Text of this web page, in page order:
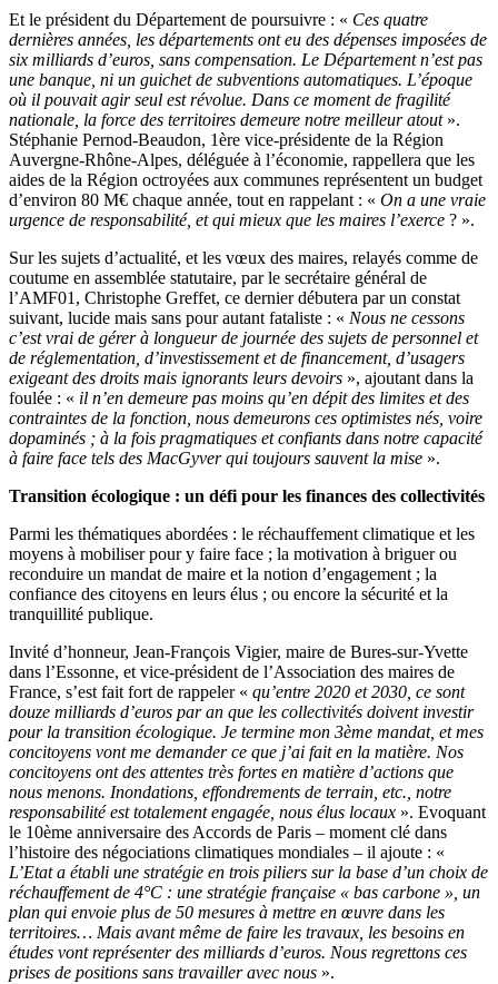
Et le président du Département de poursuivre : « Ces quatre
dernières années, les départements ont eu des dépenses imposées de
six milliards d’euros, sans compensation. Le Département n’est pas
une banque, ni un guichet de subventions automatiques. L’époque
où il pouvait agir seul est révolue. Dans ce moment de fragilité
nationale, la force des territoires demeure notre meilleur atout».
Stéphanie Pernod-Beaudon, 1ère vice-présidente de la Région
Auvergne-Rhône-Alpes, déléguée à l’économie, rappellera que les
aides de la Région octroyées aux communes représentent un budget
d’environ 80 M€ chaque année, tout en rappelant : « On a une vraie
urgence de responsabilité, et qui mieux que les maires l’exerce ? ».
Sur les sujets d’actualité, et les vœux des maires, relayés comme de
coutume en assemblée statutaire, par le secrétaire général de
l’AMF01, Christophe Greffet, ce dernier débutera par un constat
suivant, lucide mais sans pour autant fataliste : « Nous ne cessons
c’est vrai de gérer à longueur de journée des sujets de personnel et
de réglementation, d’investissement et de financement, d’usagers
exigeant des droits mais ignorants leurs devoirs », ajoutant dans la
foulée : « il n’en demeure pas moins qu’en dépit des limites et des
contraintes de la fonction, nous demeurons ces optimistes nés, voire
dopaminés ; à la fois pragmatiques et confiants dans notre capacité
à faire face tels des MacGyver qui toujours sauvent la mise ».
Transition écologique : un défi pour les finances des collectivités
Parmi les thématiques abordées : le réchauffement climatique et les
moyens à mobiliser pour y faire face ; la motivation à briguer ou
reconduire un mandat de maire et la notion d’engagement ; la
confiance des citoyens en leurs élus ; ou encore la sécurité et la
tranquillité publique.
Invité d’honneur, Jean-François Vigier, maire de Bures-sur-Yvette
dans l’Essonne, et vice-président de l’Association des maires de
France, s’est fait fort de rappeler « qu’entre 2020 et 2030, ce sont
douze milliards d’euros par an que les collectivités doivent investir
pour la transition écologique. Je termine mon 3ème mandat, et mes
concitoyens vont me demander ce que j’ai fait en la matière. Nos
concitoyens ont des attentes très fortes en matière d’actions que
nous menons. Inondations, effondrements de terrain, etc., notre
responsabilité est totalement engagée, nous élus locaux ». Evoquant
le 10ème anniversaire des Accords de Paris – moment clé dans
l’histoire des négociations climatiques mondiales – il ajoute : «
L’Etat a établi une stratégie en trois piliers sur la base d’un choix de
réchauffement de 4°C : une stratégie française « bas carbone », un
plan qui envoie plus de 50 mesures à mettre en œuvre dans les
territoires… Mais avant même de faire les travaux, les besoins en
études vont représenter des milliards d’euros. Nous regrettons ces
prises de positions sans travailler avec nous ».